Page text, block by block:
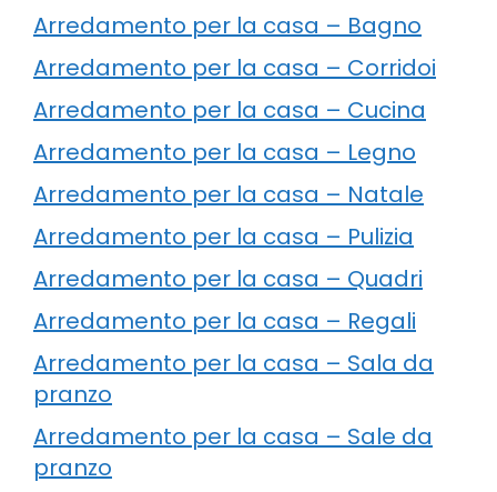
Arredamento per la casa – Bagno
Arredamento per la casa – Corridoi
Arredamento per la casa – Cucina
Arredamento per la casa – Legno
Arredamento per la casa – Natale
Arredamento per la casa – Pulizia
Arredamento per la casa – Quadri
Arredamento per la casa – Regali
Arredamento per la casa – Sala da
pranzo
Arredamento per la casa – Sale da
pranzo